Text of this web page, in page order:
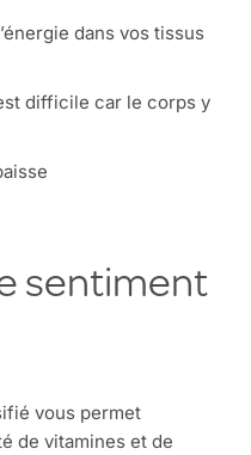
dans vos tissus
difficile car le corps y
sentiment
vous permet
de vitamines et de